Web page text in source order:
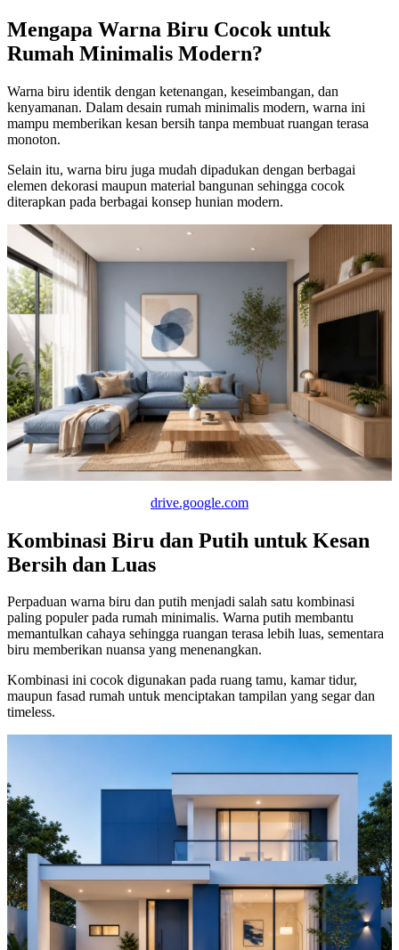
Mengapa Warna Biru Cocok untuk
Rumah Minimalis Modern?
Warna biru identik dengan ketenangan, keseimbangan, dan
kenyamanan. Dalam desain rumah minimalis modern, warna ini
mampu memberikan kesan bersih tanpa membuat ruangan terasa
monoton.
Selain itu, warna biru juga mudah dipadukan dengan berbagai
elemen dekorasi maupun material bangunan sehingga cocok
diterapkan pada berbagai konsep hunian modern.
drive.google.com
Kombinasi Biru dan Putih untuk Kesan
Bersih dan Luas
Perpaduan warna biru dan putih menjadi salah satu kombinasi
paling populer pada rumah minimalis. Warna putih membantu
memantulkan cahaya sehingga ruangan terasa lebih luas, sementara
biru memberikan nuansa yang menenangkan.
Kombinasi ini cocok digunakan pada ruang tamu, kamar tidur,
maupun fasad rumah untuk menciptakan tampilan yang segar dan
timeless.